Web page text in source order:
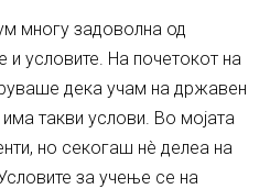
многу задоволна од
условите. На почетокот на
дека учам на државен
такви услови. Во мојата
но секогаш нè делеа на
за учење се на